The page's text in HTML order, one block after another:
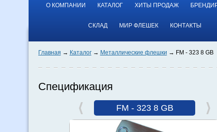
О КОМПАНИИ КАТАЛОГ ХИТЫ ПРОДАЖ
СКЛАД МИР ФЛЕШЕК КОНТАКТЫ
Главная Каталог Металлические флешки FM - 323 8 GB
Спецификация
FM - 323 8 GB